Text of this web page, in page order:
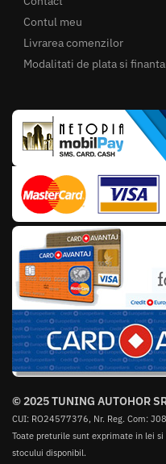
Contul meu
Livrarea comenzilor
Modalitati de plata si
© 2025 TUNING AUTOHOR
CUI: RO24577376, Nr. Reg. Com:
Toate preturile sunt exprimate in lei
stocului disponibil.